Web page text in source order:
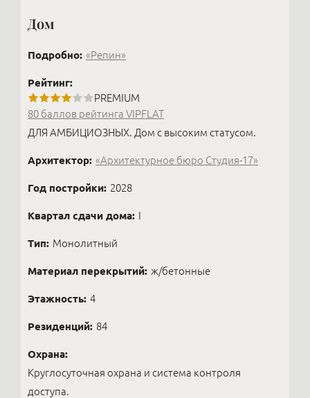
Дом
Подробно: «Репин»
Рейтинг:
PREMIUM
80 баллов рейтинга VIPFLAT
ДЛЯ АМБИЦИОЗНЫХ. Дом с высоким статусом.
Архитектор: «Архитектурное бюро Студия-17»
Год постройки: 2028
Квартал сдачи дома: I
Тип: Монолитный
Материал перекрытий: ж/бетонные
Этажность: 4
Резиденций: 84
Охрана:
Круглосуточная охрана и система контроля
доступа.